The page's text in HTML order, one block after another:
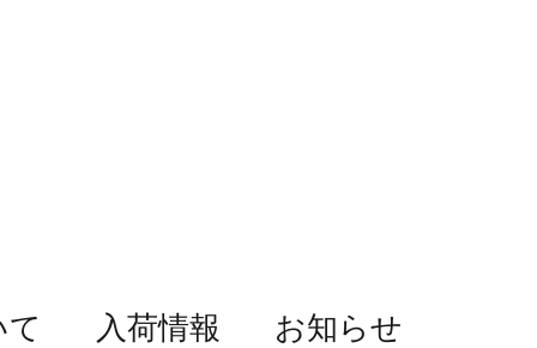
入荷情報 お知らせ